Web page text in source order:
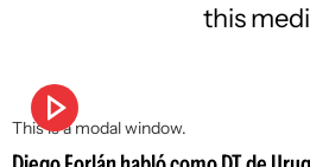
This is a modal window.
this